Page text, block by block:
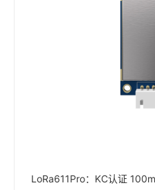
LoRa611Pro：KC认证